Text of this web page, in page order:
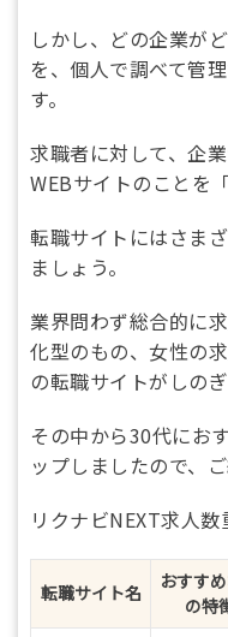
しかし、どの企業が
を、個人で調べて管
す。
求職者に対して、企
WEBサイトのことを
転職サイトにはさま
ましょう。
業界問わず総合的に
化型のもの、女性の
の転職サイトがしの
その中から30代にお
ップしましたので、ご
リクナビNEXT求人
転職サイト名
おすす
の特